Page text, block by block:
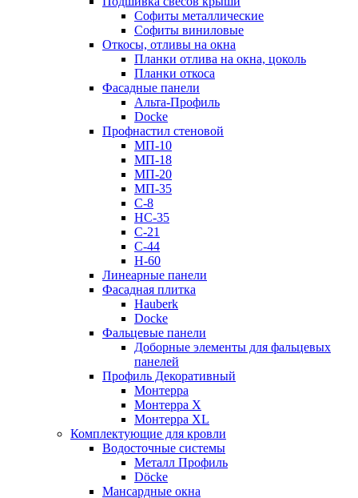
Софиты металлические
Софиты виниловые
Откосы, отливы на окна
Планки отлива на окна, цоколь
Планки откоса
Фасадные панели
Альта-Профиль
Docke
Профнастил стеновой
МП-10
МП-18
МП-20
МП-35
С-8
НС-35
С-21
С-44
Н-60
Линеарные панели
Фасадная плитка
Hauberk
Docke
Фальцевые панели
Доборные элементы для фальцевых
панелей
Профиль Декоративный
Монтерра
Монтерра X
Монтерра XL
Комплектующие для кровли
Водосточные системы
Металл Профиль
Döcke
Мансардные окна